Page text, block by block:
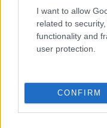
I want to allow
related to
functionality and
user protection.
CONFIRM